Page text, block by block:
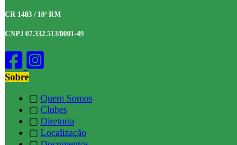
CR 1483 / 10ª RM
CNPJ 07.332.513/0001-49
Sobre
▢ Quem Somos
▢ Clubes
▢ Diretoria
▢ Localização